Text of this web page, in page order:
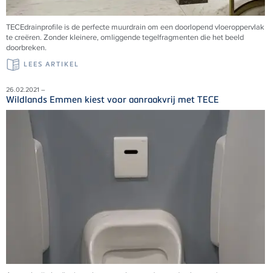
TECEdrainprofile is de perfecte muurdrain om een doorlopend vloeroppervlak
te creëren. Zonder kleinere, omliggende tegelfragmenten die het beeld
doorbreken.
LEES ARTIKEL
26.02.2021 –
Wildlands Emmen kiest voor aanraakvrij met TECE